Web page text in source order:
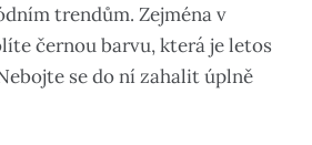
trendům. Zejména v
černou barvu, která je letos
se do ní zahalit úplně